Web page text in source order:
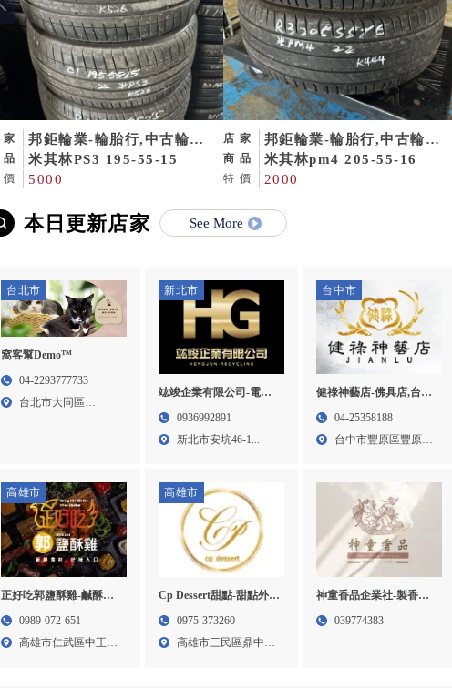
店家
邦鉅輪業-輪胎行,中古輪胎,
二手輪胎,高雄中古輪胎,高
雄二手輪胎,仁武二手輪胎更
商品 米其林PS3 195-55-15
特價 5000
店家
邦鉅輪業-輪胎行,中古輪胎,
二手輪胎,高雄中古輪胎,高
雄二手輪胎,仁武二手輪胎更
商品 米其林pm4 205-55-16
特價 2000
本日更新店家 See More
台北市
窩客幫Demo™
04-2293777733
台北市大同區
新北市
竑竣企業有限公司-電子
零件回收,台北電子零件
0936992891
新北市安坑46-1...
台中市
健祿神藝店-佛具店,台中
佛具店,豐原佛具店,宗教
04-25358188
台中市豐原區豐原大
高雄市
正好吃郭鹽酥雞-鹹酥雞
加盟,鹹酥雞創業,高雄鹹
0989-072-651
高雄市仁武區中正路
高雄市
Cp Dessert甜點-甜點外
燴,甜點店,高雄甜點外燴,
0975-373260
高雄市三民區鼎中路
神童香品企業社-製香廠,
製香工廠,宜蘭製香廠,環
039774383